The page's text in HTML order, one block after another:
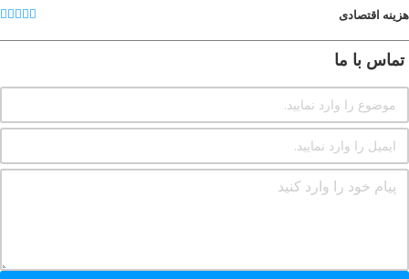
هزینه اقتصادی
تماس با ما